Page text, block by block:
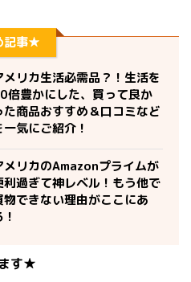
記事★
メリカ生活必需品？！生活を
倍豊かにした、買って良か
た商品おすすめ＆口コミなど
一気にご紹介！
メリカのAmazonプライムが
利過ぎて神レベル！もう他で
物できない理由がここにあ
す★